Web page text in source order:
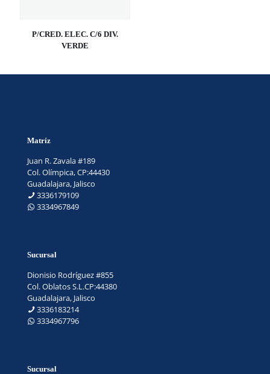
P/CRED. ELEC. C/6 DIV.
VERDE
Matríz
Juan R. Zavala #189
Col. Olímpica, CP:44430
Guadalajara, Jalisco
3336179109
3334967849
Sucursal
Dionisio Rodríguez #855
Col. Oblatos S.L.CP:44380
Guadalajara, Jalisco
3336183214
3334967796
Sucursal